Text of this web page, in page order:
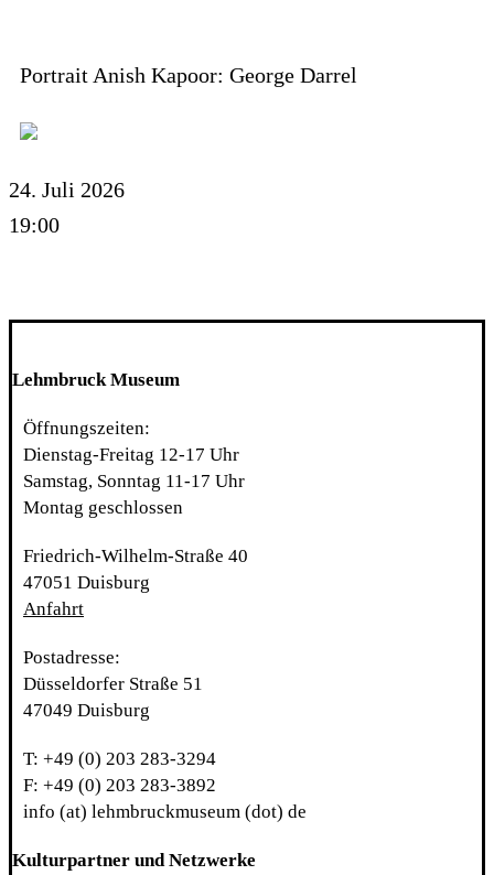
Portrait Anish Kapoor: George Darrel
24. Juli 2026
19:00
Lehmbruck Museum
Öffnungszeiten:
Dienstag-Freitag 12-17 Uhr
Samstag, Sonntag 11-17 Uhr
Montag geschlossen
Friedrich-Wilhelm-Straße 40
47051 Duisburg
Anfahrt
Postadresse:
Düsseldorfer Straße 51
47049 Duisburg
T: +49 (0) 203 283-3294
F: +49 (0) 203 283-3892
info (at) lehmbruckmuseum (dot) de
Kulturpartner und Netzwerke